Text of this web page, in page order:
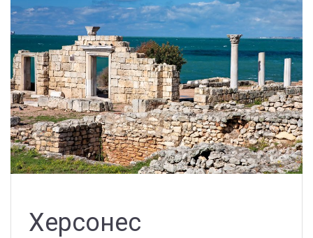
Херсонес